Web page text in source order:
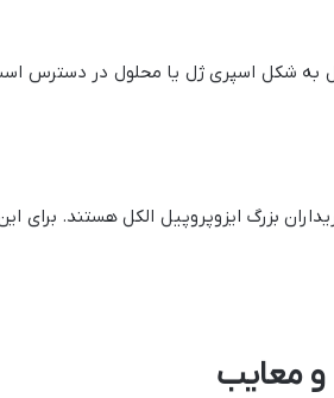
به شکل اسپری ژل یا محلول در دسترس
بزرگ ایزوپروپیل الکل هستند. برای
و معایب